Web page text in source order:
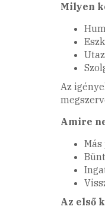
Milyen
Az
Amire
Az első